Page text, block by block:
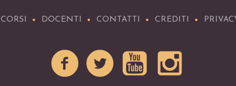
CORSI DOCENTI CONTATTI CREDITI